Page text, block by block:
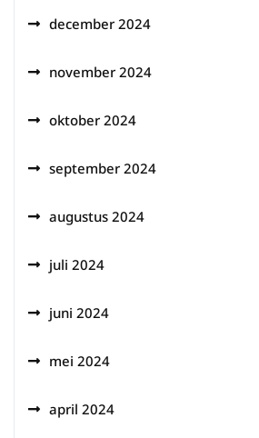
december 2024
november 2024
oktober 2024
september 2024
augustus 2024
juli 2024
juni 2024
mei 2024
april 2024